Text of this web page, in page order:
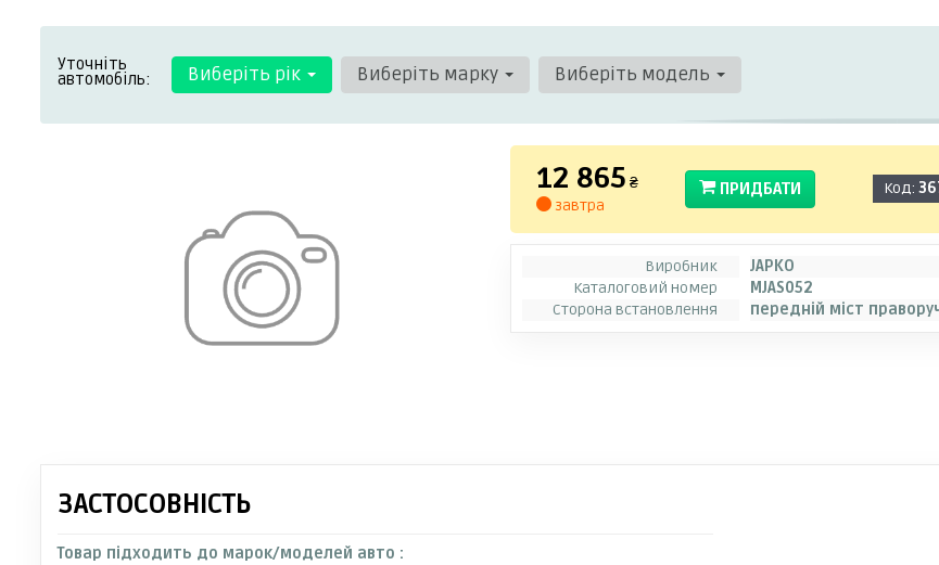
Уточніть
автомобіль: Виберіть рік Виберіть марку Виберіть модель
12 865 ₴
завтра
ПРИДБАТИ Код:
Виробник
JAPKO
Каталоговий номер
MJAS052
Сторона встановлення
передній міст
ЗАСТОСОВНІСТЬ
Товар підходить до марок/моделей авто :